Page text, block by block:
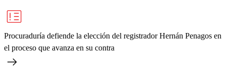
Procuraduría defiende la elección del registrador Hernán Penagos en
el proceso que avanza en su contra